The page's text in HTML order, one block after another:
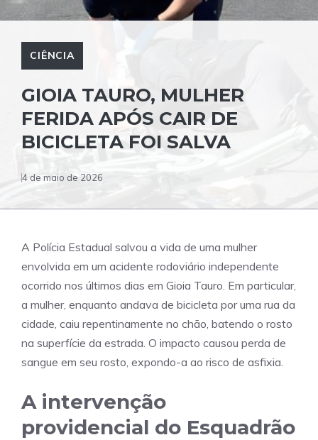
CIÊNCIA
GIOIA TAURO, MULHER
FERIDA APÓS CAIR DE
BICICLETA FOI SALVA
4 de maio de 2026
A Polícia Estadual salvou a vida de uma mulher
envolvida em um acidente rodoviário independente
ocorrido nos últimos dias em Gioia Tauro. Em particular,
a mulher, enquanto andava de bicicleta por uma rua da
cidade, caiu repentinamente no chão, batendo o rosto
na superfície da estrada. O impacto causou perda de
sangue em seu rosto, expondo-a ao risco de asfixia.
A intervenção
providencial do Esquadrão